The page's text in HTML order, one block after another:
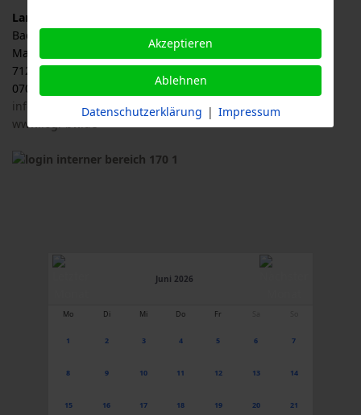
Landesverband für Obstbau, Garten und Landschaft
Baden-Württemberg e.V., LOGL
Malersbuckel 11
71263 Weil der Stadt
07033 / 69 23 902
info@logl-bw.de
www.logl-bw.de
Juni 2026
Mo Di Mi Do Fr
1 2 3 4 5 6 7
8 9 10 11 12 13 14
15 16 17 18 19 20 21
Akzeptieren
Ablehnen
Datenschutzerklärung | Impressum